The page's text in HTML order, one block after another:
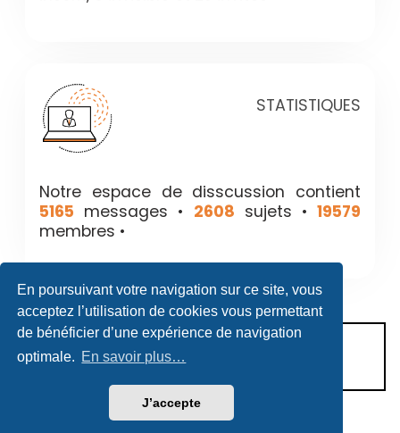
En poursuivant votre navigation sur ce site, vous
acceptez l’utilisation de cookies vous permettant
de bénéficier d’une expérience de navigation
optimale. En savoir plus…
J’accepte
STATISTIQUES
Notre espace de disscussion contient
5165 messages • 2608 sujets •19579
membres •
CONDITIONS D’UTILISATION
POLITIQUE DE VIE PRIVÉE
Héritage & Succession